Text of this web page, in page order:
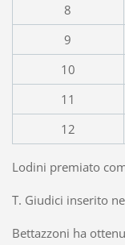
8
9
10
11
12
Lodini premiato
T. Giudici inserito
Bettazzoni ha